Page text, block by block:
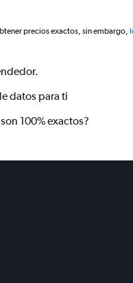
precios exactos, sin embargo,
datos para ti
100% exactos?